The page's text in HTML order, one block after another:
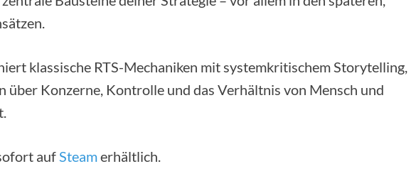
klassische RTS-Mechaniken mit systemkritischem Storytelling,
über Konzerne, Kontrolle und das Verhältnis von Mensch und
aufSteamerhältlich.